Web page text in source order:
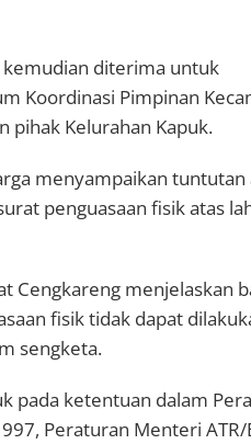
kemudian diterima untuk
Koordinasi Pimpinan
pihak Kelurahan Kapuk.
menyampaikan tuntutan
penguasaan fisik atas
Cengkareng menjelaskan
fisik tidak dapat
sengketa.
pada ketentuan dalam
Peraturan Menteri ATR/